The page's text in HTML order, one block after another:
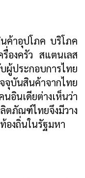
ค้าอุปโภค บริโภค
งครัว สแตนเลส
ผู้ประกอบการไทย
บันสินค้าจากไทย
อินเดียต่างเห็นว่า
ตภัณฑ์ไทยจึงมีวาง
องถิ่นในรัฐมหา